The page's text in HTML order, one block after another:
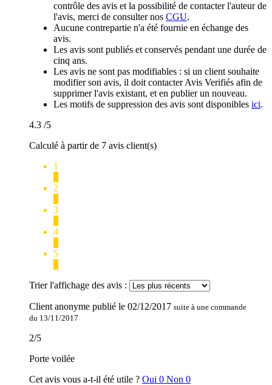
contrôle des avis et la possibilité de contacter l'auteur de
l'avis, merci de consulter nos CGU.
Aucune contrepartie n'a été fournie en échange des
avis.
Les avis sont publiés et conservés pendant une durée de
cinq ans.
Les avis ne sont pas modifiables : si un client souhaite
modifier son avis, il doit contacter Avis Verifiés afin de
supprimer l'avis existant, et en publier un nouveau.
Les motifs de suppression des avis sont disponibles ici.
4.3 /5
Calculé à partir de 7 avis client(s)
1
2
3
4
5
Trier l'affichage des avis :
Client anonyme publié le 02/12/2017 suite à une commande
du 13/11/2017
2/5
Porte voilée
Cet avis vous a-t-il été utile ? Oui 0 Non 0